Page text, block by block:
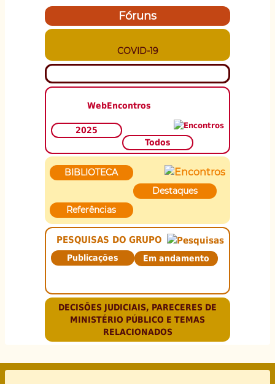
Fóruns
COVID-19
WebEncontros
2025
Todos
BIBLIOTECA
Destaques
Referências
PESQUISAS DO GRUPO
Publicações Em andamento
DECISÕES JUDICIAIS, PARECERES DE
MINISTÉRIO PÚBLICO E TEMAS
RELACIONADOS